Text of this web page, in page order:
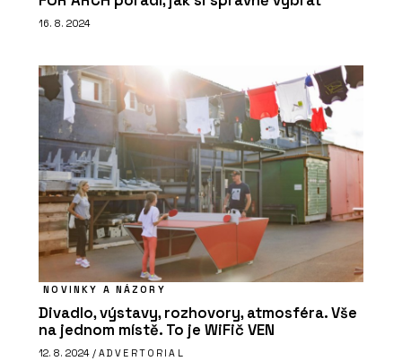
16. 8. 2024
NOVINKY A NÁZORY
Divadlo, výstavy, rozhovory, atmosféra. Vše
na jednom místě. To je WiFič VEN
12. 8. 2024 / ADVERTORIAL